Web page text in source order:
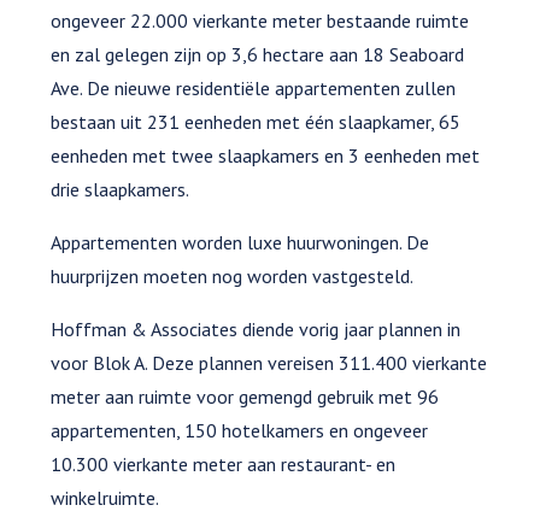
ongeveer 22.000 vierkante meter bestaande ruimte
en zal gelegen zijn op 3,6 hectare aan 18 Seaboard
Ave. De nieuwe residentiële appartementen zullen
bestaan uit 231 eenheden met één slaapkamer, 65
eenheden met twee slaapkamers en 3 eenheden met
drie slaapkamers.
Appartementen worden luxe huurwoningen. De
huurprijzen moeten nog worden vastgesteld.
Hoffman & Associates diende vorig jaar plannen in
voor Blok A. Deze plannen vereisen 311.400 vierkante
meter aan ruimte voor gemengd gebruik met 96
appartementen, 150 hotelkamers en ongeveer
10.300 vierkante meter aan restaurant- en
winkelruimte.